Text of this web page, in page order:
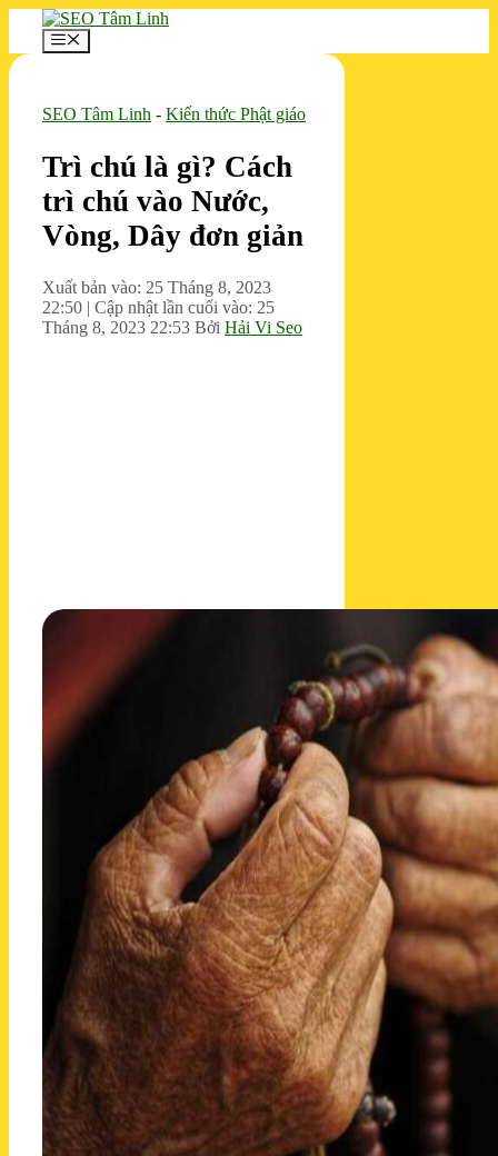
Chuyển
nội
dung
Menu
SEO Tâm Linh - Kiến thức Phật giáo
Trì chú là gì? Cách
trì chú vào Nước,
Vòng, Dây đơn giản
Xuất bản vào: 25 Tháng 8, 2023
22:50 | Cập nhật lần cuối vào: 25
Tháng 8, 2023 22:53 Bởi Hải Vi Seo